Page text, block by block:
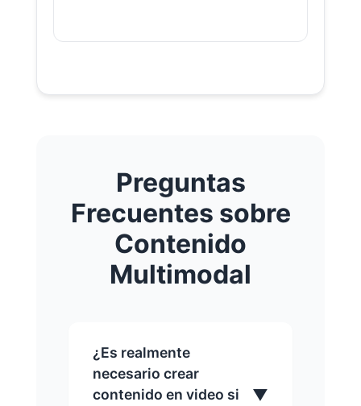
Preguntas
Frecuentes sobre
Contenido
Multimodal
¿Es realmente
necesario crear
contenido en video si
▼